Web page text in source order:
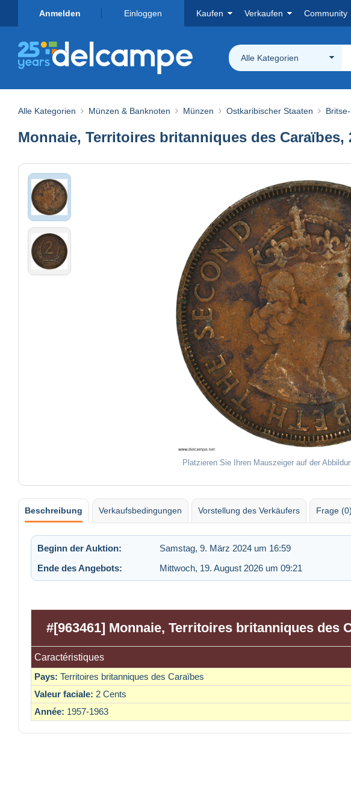
Anmelden Einloggen Kaufen Verkaufen Community
Alle Kategorien
Alle Kategorien Münzen & Banknoten Münzen Ostkaribischer Staaten
Monnaie, Territoires britanniques des Caraïbes,
Platzieren Sie Ihren Mauszeiger auf der
Beschreibung Verkaufsbedingungen Vorstellung des Verkäufers Frage (0)
Beginn der Auktion: Samstag, 9. März 2024 um 16:59
Ende des Angebots:
Mittwoch, 19. August 2026 um 09:21
#[963461] Monnaie, Territoires britanniques des
Caractéristiques
Pays: Territoires britanniques des Caraïbes
Valeur faciale: 2 Cents
Année: 1957-1963